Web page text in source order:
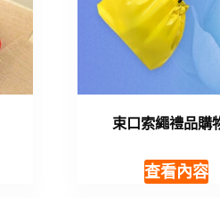
束口索繩禮品購
查看內容